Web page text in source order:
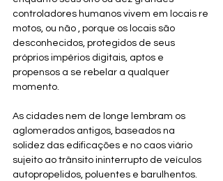
controladores humanos vivem em locais re
motos, ou não , porque os locais são
desconhecidos, protegidos de seus
próprios impérios digitais, aptos e
propensos a se rebelar a qualquer
momento.
As cidades nem de longe lembram os
aglomerados antigos, baseados na
solidez das edificações e no caos viário
sujeito ao trânsito ininterrupto de veículos
autopropelidos, poluentes e barulhentos.